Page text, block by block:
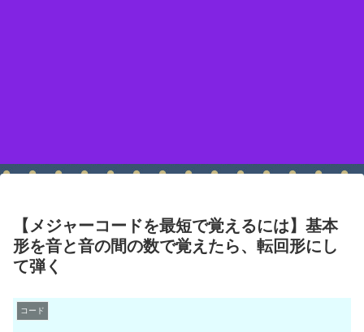
【メジャーコードを最短で覚えるには】基本
形を音と音の間の数で覚えたら、転回形にし
て弾く
コード